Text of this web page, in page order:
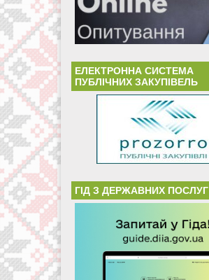
ЕЛЕКТРОННА СИСТЕМА
ПУБЛІЧНИХ ЗАКУПІВЕЛЬ
ГІД З ДЕРЖАВНИХ ПОСЛУГ